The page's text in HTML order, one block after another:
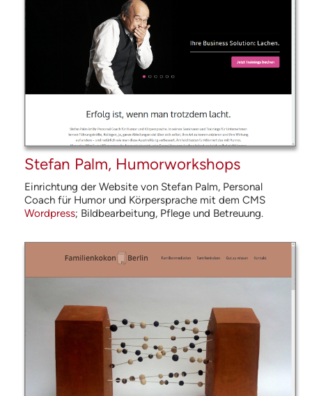
Stefan Palm, Humorworkshops
Einrichtung der Website von Stefan Palm, Personal
Coach für Humor und Körpersprache mit dem CMS
Wordpress; Bildbearbeitung, Pflege und Betreuung.